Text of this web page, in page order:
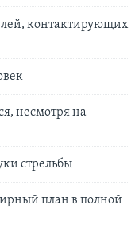
контактирующих
несмотря на
стрельбы
план в полной